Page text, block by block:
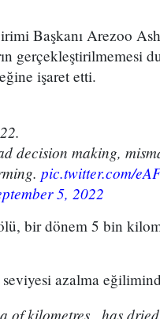
Başkanı Arezoo
gerçekleştirilmemesi
işaret etti.
decision making,
pic.twitter.com/
5, 2022
bir dönem 5 bin
azalma
of kilometres , has